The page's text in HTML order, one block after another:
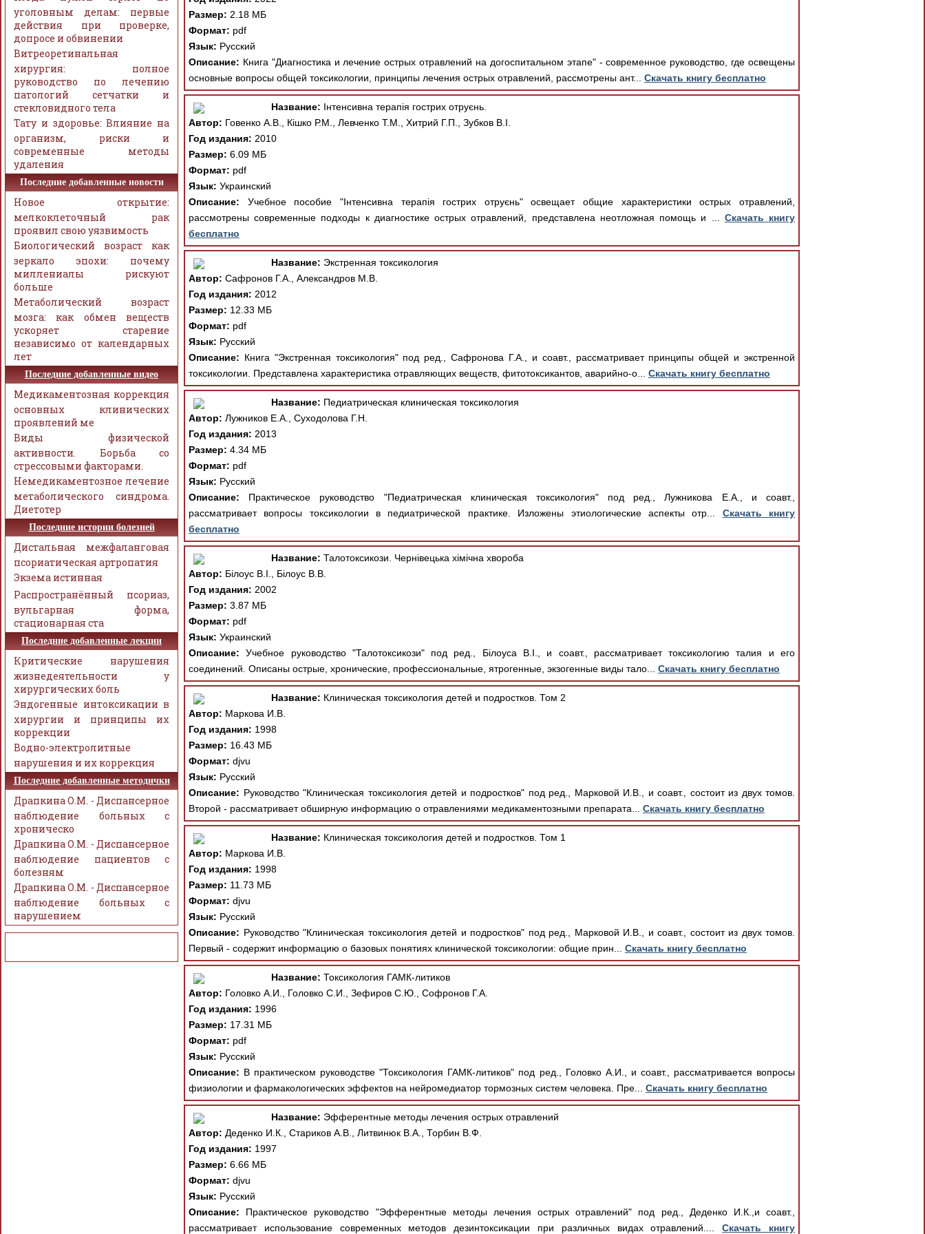
Размер: 2.18 МБ
Формат: pdf
Язык: Русский
Описание: Книга "Диагностика и лечение острых отравлений на догоспитальном этапе" - современное руководство, где освещены
основные вопросы общей токсикологии, принципы лечения острых отравлений, рассмотрены ант... Скачать книгу бесплатно
Название: Інтенсивна терапія гострих отруєнь.
Автор: Говенко А.В., Кішко Р.М., Левченко Т.М., Хитрий Г.П., Зубков В.І.
Год издания: 2010
Размер: 6.09 МБ
Формат: pdf
Язык: Украинский
Описание: Учебное пособие "Інтенсивна терапія гострих отруєнь" освещает общие характеристики острых отравлений,
рассмотрены современные подходы к диагностике острых отравлений, представлена неотложная помощь и ... Скачать книгу
бесплатно
Название: Экстренная токсикология
Автор: Сафронов Г.А., Александров М.В.
Год издания: 2012
Размер: 12.33 МБ
Формат: pdf
Язык: Русский
Описание: Книга "Экстренная токсикология" под ред., Сафронова Г.А., и соавт., рассматривает принципы общей и экстренной
токсикологии. Представлена характеристика отравляющих веществ, фитотоксикантов, аварийно-о... Скачать книгу бесплатно
Название: Педиатрическая клиническая токсикология
Автор: Лужников Е.А., Суходолова Г.Н.
Год издания: 2013
Размер: 4.34 МБ
Формат: pdf
Язык: Русский
Описание: Практическое руководство "Педиатрическая клиническая токсикология" под ред., Лужникова Е.А., и соавт.,
рассматривает вопросы токсикологии в педиатрической практике. Изложены этиологические аспекты отр... Скачать книгу
бесплатно
Название: Талотоксикози. Чернівецька хімічна хвороба
Автор: Білоус В.І., Білоус В.В.
Год издания: 2002
Размер: 3.87 МБ
Формат: pdf
Язык: Украинский
Описание: Учебное руководство "Талотоксикози" под ред., Білоуса В.І., и соавт., рассматривает токсикологию талия и его
соединений. Описаны острые, хронические, профессиональные, ятрогенные, экзогенные виды тало... Скачать книгу бесплатно
Название: Клиническая токсикология детей и подростков. Том 2
Автор: Маркова И.В.
Год издания: 1998
Размер: 16.43 МБ
Формат: djvu
Язык: Русский
Описание: Руководство "Клиническая токсикология детей и подростков" под ред., Марковой И.В., и соавт., состоит из двух томов.
Второй - рассматривает обширную информацию о отравлениями медикаментозными препарата... Скачать книгу бесплатно
Название: Клиническая токсикология детей и подростков. Том 1
Автор: Маркова И.В.
Год издания: 1998
Размер: 11.73 МБ
Формат: djvu
Язык: Русский
Описание: Руководство "Клиническая токсикология детей и подростков" под ред., Марковой И.В., и соавт., состоит из двух томов.
Первый - содержит информацию о базовых понятиях клинической токсикологии: общие прин... Скачать книгу бесплатно
Название: Токсикология ГАМК-литиков
Автор: Головко А.И., Головко С.И., Зефиров С.Ю., Софронов Г.А.
Год издания: 1996
Размер: 17.31 МБ
Формат: pdf
Язык: Русский
Описание: В практическом руководстве "Токсикология ГАМК-литиков" под ред., Головко А.И., и соавт., рассматривается вопросы
физиологии и фармакологических эффектов на нейромедиатор тормозных систем человека. Пре... Скачать книгу бесплатно
Название: Эфферентные методы лечения острых отравлений
Автор: Деденко И.К., Стариков А.В., Литвинюк В.А., Торбин В.Ф.
Год издания: 1997
Размер: 6.66 МБ
Формат: djvu
Язык: Русский
Описание: Практическое руководство "Эфферентные методы лечения острых отравлений" под ред., Деденко И.К.,и соавт.,
рассматривает использование современных методов дезинтоксикации при различных видах отравлений....Скачать книгу
уголовным делам: первые
действия при проверке,
допросе и обвинении
Витреоретинальная
хирургия: полное
руководство по лечению
патологий сетчатки и
стекловидного тела
Тату и здоровье: Влияние на
организм, риски и
современные методы
удаления
Последние добавленные новости
Новое открытие:
мелкоклеточный рак
проявил свою уязвимость
Биологический возраст как
зеркало эпохи: почему
миллениалы рискуют
больше
Метаболический возраст
мозга: как обмен веществ
ускоряет старение
независимо от календарных
лет
Последние добавленные видео
Медикаментозная коррекция
основных клинических
проявлений ме
Виды физической
активности. Борьба со
стрессовыми факторами.
Немедикаментозное лечение
метаболического синдрома.
Диетотер
Последние истории болезней
Дистальная межфаланговая
псориатическая артропатия
Экзема истинная
Распространённый псориаз,
вульгарная форма,
стационарная ста
Последние добавленные лекции
Критические нарушения
жизнедеятельности у
хирургических боль
Эндогенные интоксикации в
хирургии и принципы их
коррекции
Водно-электролитные
нарушения и их коррекция
Последние добавленные методички
Драпкина О.М. - Диспансерное
наблюдение больных с
хроническо
Драпкина О.М. - Диспансерное
наблюдение пациентов с
болезням
Драпкина О.М. - Диспансерное
наблюдение больных с
нарушением